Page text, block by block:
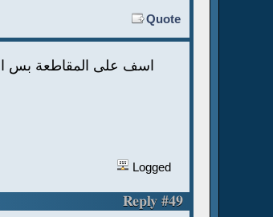
Quote
اسف على المقاطعة بس
Logged
Reply #49